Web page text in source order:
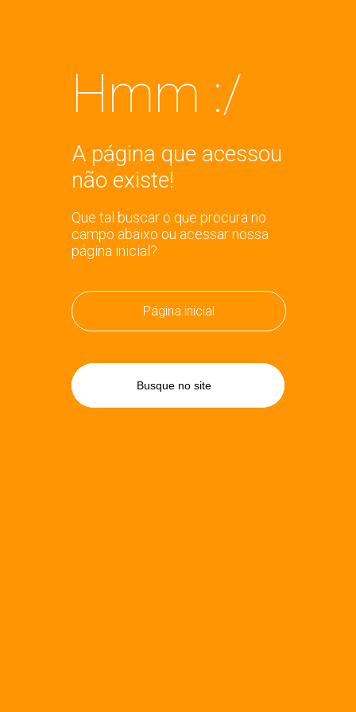
Hmm :/
A página que acessou
não existe!
Que tal buscar o que procura no
campo abaixo ou acessar nossa
página inicial?
Página inicial